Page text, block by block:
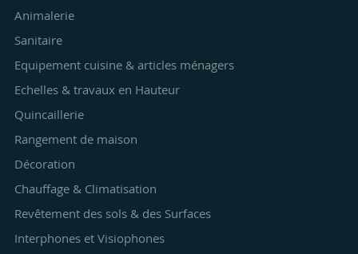
Animalerie
Sanitaire
Equipement cuisine & articles ménagers
Echelles & travaux en Hauteur
Quincaillerie
Rangement de maison
Décoration
Chauffage & Climatisation
Revêtement des sols & des Surfaces
Interphones et Visiophones